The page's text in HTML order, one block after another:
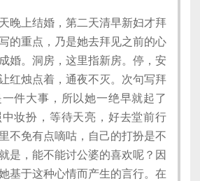
晚上结婚，第二天清早新妇才拜
的重点，乃是她去拜见之前的心
婚。洞房，这里指新房。停，安
红烛点着，通夜不灭。次句写拜
件大事，所以她一绝早就起了
妆扮，等待天亮，好去堂前行
不免有点嘀咕，自己的打扮是不
是，能不能讨公婆的喜欢呢？因
基于这种心情而产生的言行。在